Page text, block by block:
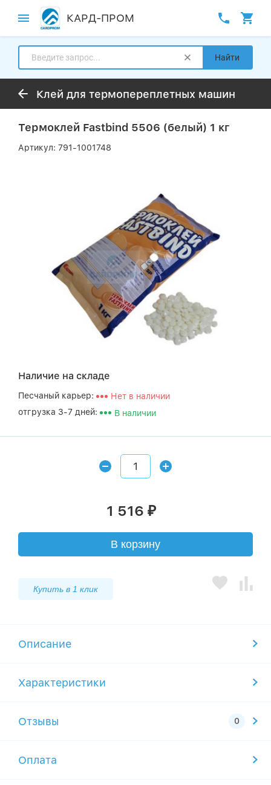
КАРД-ПРОМ
Найти
Клей для термопереплетных машин
Термоклей Fastbind 5506 (белый) 1 кг
Артикул: 791-1001748
Наличие на складе
Песчаный карьер:
Нет в наличии
отгрузка 3-7 дней:
В наличии
1 516 ₽
В корзину
Купить в 1 клик
Описание
Характеристики
Отзывы
Оплата